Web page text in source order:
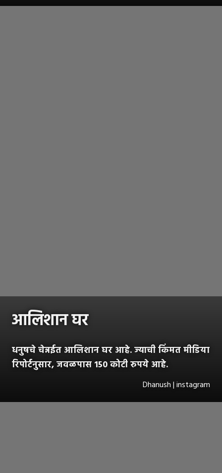
आलिशान घर
धनुषचे चेन्नईत आलिशान घर आहे. ज्याची किंमत मीडिया
रिपोर्टनुसार, जवळपास 150 कोटी रुपये आहे.
Dhanush | instagram